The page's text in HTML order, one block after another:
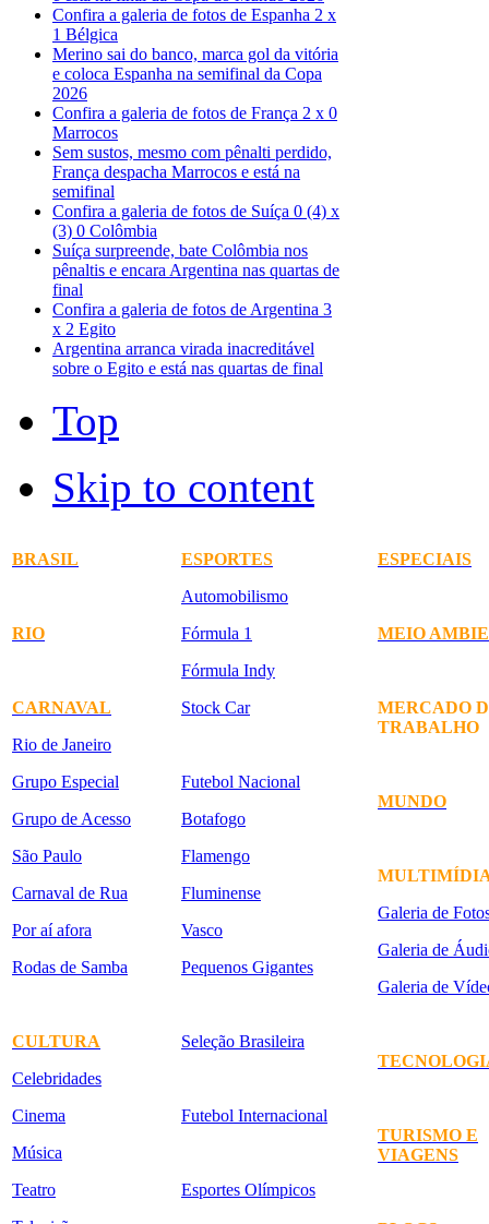
Confira a galeria de fotos de Espanha 2 x
1 Bélgica
Merino sai do banco, marca gol da vitória
e coloca Espanha na semifinal da Copa
2026
Confira a galeria de fotos de França 2 x 0
Marrocos
Sem sustos, mesmo com pênalti perdido,
França despacha Marrocos e está na
semifinal
Confira a galeria de fotos de Suíça 0 (4) x
(3) 0 Colômbia
Suíça surpreende, bate Colômbia nos
pênaltis e encara Argentina nas quartas de
final
Confira a galeria de fotos de Argentina 3
x 2 Egito
Argentina arranca virada inacreditável
sobre o Egito e está nas quartas de final
Top
Skip to content
BRASIL
RIO
CARNAVAL
Rio de Janeiro
Grupo Especial
Grupo de Acesso
São Paulo
Carnaval de Rua
Por aí afora
Rodas de Samba
CULTURA
Celebridades
Cinema
Música
Teatro
ESPORTES
Automobilismo
Fórmula 1
Fórmula Indy
Stock Car
Futebol Nacional
Botafogo
Flamengo
Fluminense
Vasco
Pequenos Gigantes
Seleção Brasileira
Futebol Internacional
Esportes Olímpicos
ESPECIAIS
MEIO
MERCADO
TRABALHO
MUNDO
Galeria de
Galeria de
Galeria de
TURISMO E
VIAGENS